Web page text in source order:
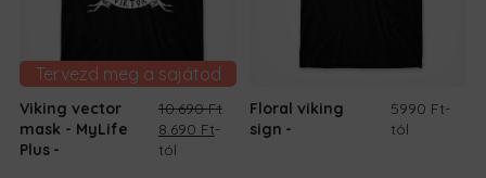
Tervezd meg a sajátod
Viking vector
mask - MyLife
Plus
10.690Ft
Original
price
8.690 FtCurrent
-
tól
Floral viking
sign
5990 Ft-
tól